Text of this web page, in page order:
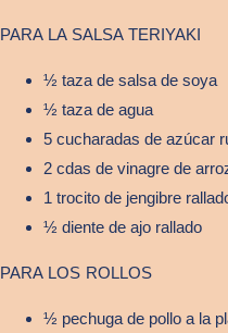
PARA LA SALSA TERIYAKI
½ taza de salsa de soya
½ taza de agua
5 cucharadas de azúcar
2 cdas de vinagre de
1 trocito de jengibre
½ diente de ajo rallado
PARA LOS ROLLOS
½ pechuga de pollo a la